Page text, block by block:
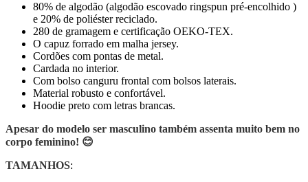
80% de algodão (algodão escovado ringspun pré-encolhido )
e 20% de poliéster reciclado.
280 de gramagem e certificação OEKO-TEX.
O capuz forrado em malha jersey.
Cordões com pontas de metal.
Cardada no interior.
Com bolso canguru frontal com bolsos laterais.
Material robusto e confortável.
Hoodie preto com letras brancas.
Apesar do modelo ser masculino também assenta muito bem no
corpo feminino! 😊
TAMANHOS: